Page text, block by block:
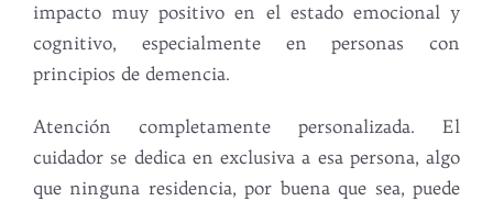
impacto muy positivo en el estado emocional y
cognitivo, especialmente en personas con
principios de demencia.
Atención completamente personalizada. El
cuidador se dedica en exclusiva a esa persona, algo
que ninguna residencia, por buena que sea, puede